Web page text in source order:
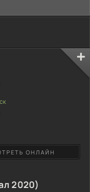
2020)
ОНЛАЙН